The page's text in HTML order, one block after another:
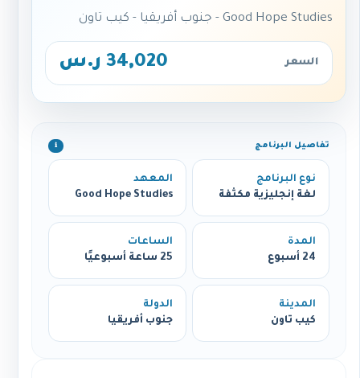
Good Hope Studies - جنوب أفريقيا - كيب تاون
السعر 34,020 ر.س
تفاصيل البرنامج ℹ️
نوع البرنامج
لغة إنجليزية مكثفة
المعهد
Good Hope Studies
المدة
24 أسبوع
الساعات
25 ساعة أسبوعيًا
المدينة
كيب تاون
الدولة
جنوب أفريقيا